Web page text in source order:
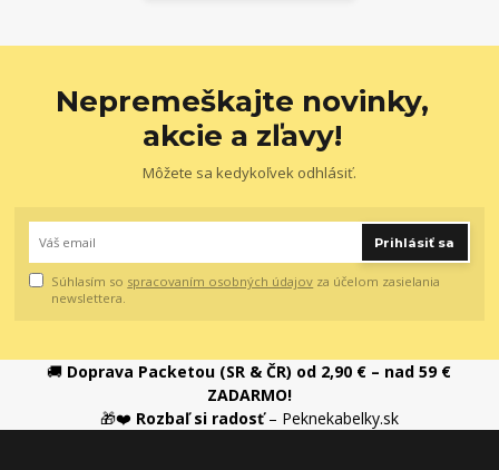
Nepremeškajte novinky,
akcie a zľavy!
Môžete sa kedykoľvek odhlásiť.
Prihlásiť sa
Súhlasím so spracovaním osobných údajov za účelom zasielania
newslettera.
🚚 Doprava Packetou (SR & ČR) od 2,90 € – nad 59 €
ZADARMO!
🎁❤️ Rozbaľ si radosť– Peknekabelky.sk